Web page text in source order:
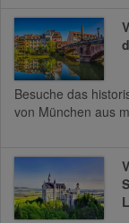
Besuche das
von München aus